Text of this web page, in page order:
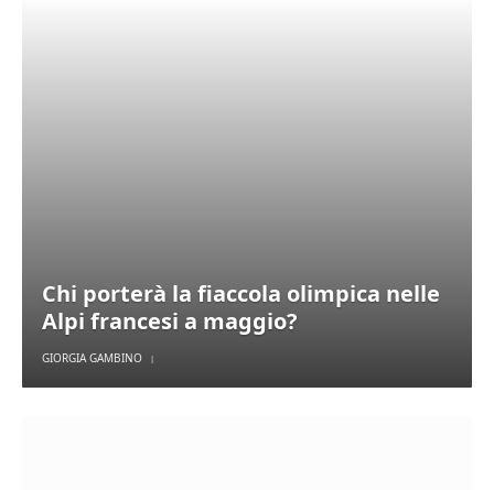
Chi porterà la fiaccola olimpica nelle
Alpi francesi a maggio?
GIORGIA GAMBINO